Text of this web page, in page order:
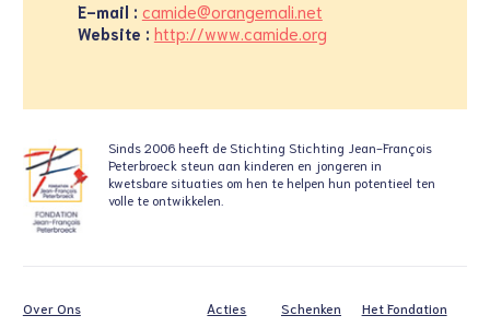
E-mail : camide@orangemali.net
Website : http://www.camide.org
Sinds 2006 heeft de Stichting Stichting Jean-François
Peterbroeck steun aan kinderen en jongeren in
kwetsbare situaties om hen te helpen hun potentieel ten
volle te ontwikkelen.
Over Ons
Acties
Schenken
Het Fondation